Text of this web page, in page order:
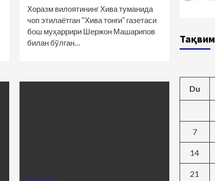
Хоразм вилоятининг Хива туманида
чоп этилаётган “Хива тонги” газетаси
бош муҳаррири Шержон Машарипов
билан бўлган…
Тақвим
Du
7
14
21